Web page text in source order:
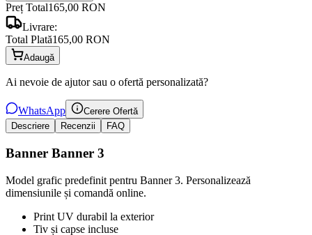
Preț Total165,00 RON
Livrare:
Total Plată165,00 RON
Adaugă
Ai nevoie de ajutor sau o ofertă personalizată?
WhatsApp
Cerere Ofertă
Descriere
Recenzii FAQ
Banner Banner 3
Model grafic predefinit pentru Banner 3. Personalizează
dimensiunile și comandă online.
Print UV durabil la exterior
Tiv și capse incluse